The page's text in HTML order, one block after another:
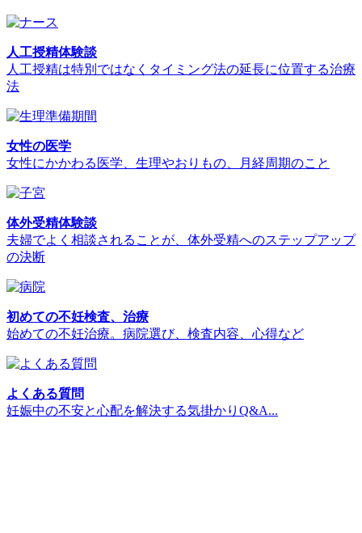
人工授精体験談
人工授精は特別ではなくタイミング法の延長に位置する治療
法
女性の医学
女性にかかわる医学、生理やおりもの、月経周期のこと
体外受精体験談
夫婦でよく相談されることが、体外受精へのステップアップ
の決断
初めての不妊検査、治療
始めての不妊治療。病院選び、検査内容、心得など
よくある質問
妊娠中の不安と心配を解決する気掛かりQ&A...